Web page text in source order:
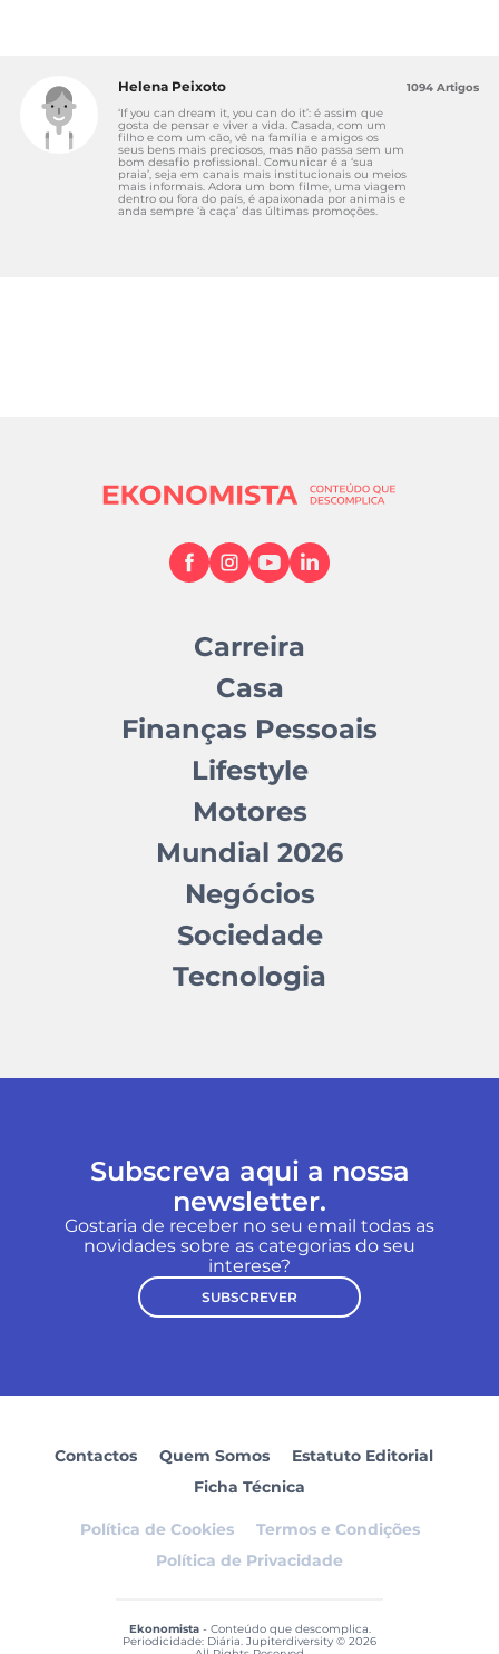
Helena Peixoto
‘If you can dream it, you can do it’: é assim que
gosta de pensar e viver a vida. Casada, com um
filho e com um cão, vê na família e amigos os
seus bens mais preciosos, mas não passa sem um
bom desafio profissional. Comunicar é a ‘sua
praia’, seja em canais mais institucionais ou meios
mais informais. Adora um bom filme, uma viagem
dentro ou fora do país, é apaixonada por animais e
anda sempre ‘à caça’ das últimas promoções.
1094 Artigos
Carreira
Casa
Finanças Pessoais
Lifestyle
Motores
Mundial 2026
Negócios
Sociedade
Tecnologia
Subscreva aqui a nossa
newsletter.
Gostaria de receber no seu email todas as
novidades sobre as categorias do seu
interese?
SUBSCREVER
Contactos Quem Somos
Estatuto Editorial
Ficha Técnica
Política de Cookies
Termos e Condições
Política de Privacidade
Ekonomista- Conteúdo que descomplica.
Periodicidade: Diária. Jupiterdiversity © 2026